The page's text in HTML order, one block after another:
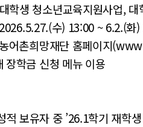
학생 청소년교육지원사업,
수) 13:00 ~ 6.2.(화
어촌희망재단 홈페이지
학금 신청 메뉴 이용
보유자 중 ’26.1학기 재학